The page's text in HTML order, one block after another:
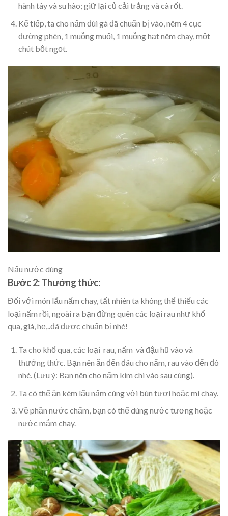
hành tây và su hào; giữ lại củ cải trắng và cà rốt.
Kế tiếp, ta cho nấm đùi gà đã chuẩn bị vào, nêm 4 cục
đường phèn, 1 muỗng muối, 1 muỗng hạt nêm chay, một
chút bột ngọt.
Nấu nước dùng
Bước 2: Thưởng thức:
Đối với món lẩu nấm chay, tất nhiên ta không thể thiếu các
loại nấm rồi, ngoài ra bạn đừng quên các loại rau như khổ
qua, giá, hẹ,..đã được chuẩn bị nhé!
Ta cho khổ qua, các loại rau, nấm và đậu hũ vào và
thưởng thức. Bạn nên ăn đến đâu cho nấm, rau vào đến đó
nhé. (Lưu ý: Bạn nên cho nấm kim chi vào sau cùng).
Ta có thể ăn kèm lẩu nấm cùng với bún tươi hoặc mì chay.
Về phần nước chấm, bạn có thể dùng nước tương hoặc
nước mắm chay.